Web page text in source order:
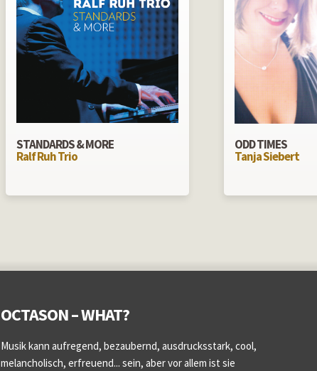
STANDARDS & MORE
Ralf Ruh Trio
ODD TIMES
Tanja Siebert
OCTASON – WHAT?
Musik kann aufregend, bezaubernd, ausdrucksstark, cool,
melancholisch, erfreuend... sein, aber vor allem ist sie